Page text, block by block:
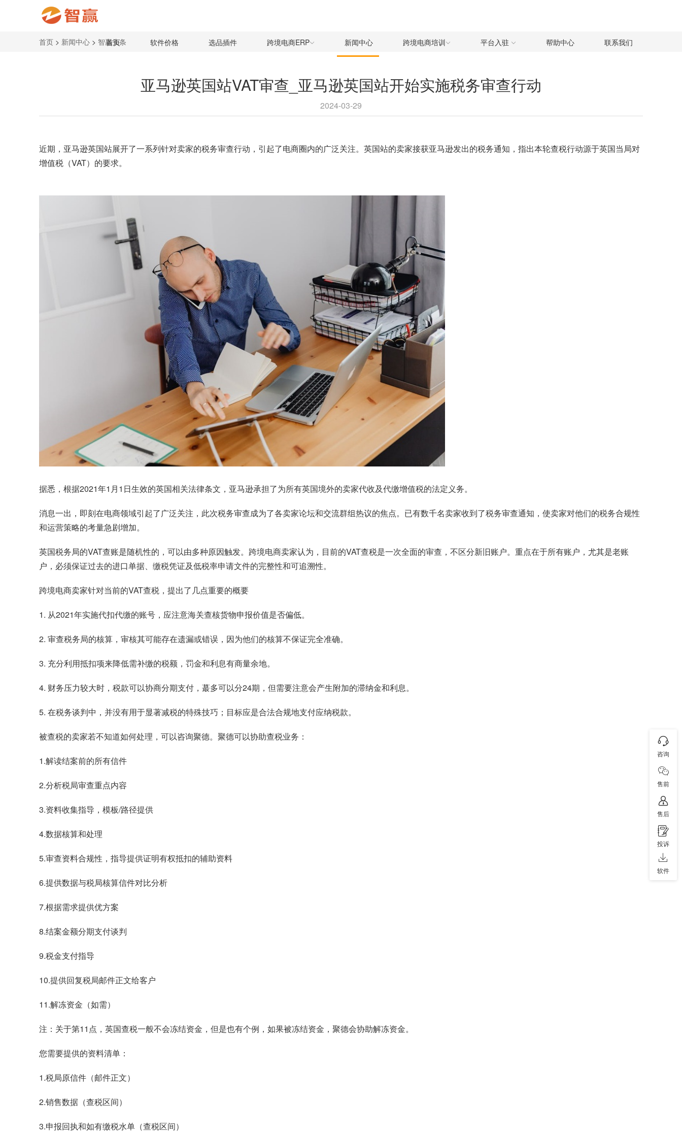
首页 软件价格 选品插件 跨境电商ERP 新闻中心 跨境电商培训 平台入驻 帮助中心 联系我们
首页 > 新闻中心 > 智赢头条
亚马逊英国站VAT审查_亚马逊英国站开始实施税务审查行动
2024-03-29
近期， 亚马逊英国站展开了一系列针对卖家的税务审查行动，引起了电商圈内的广泛关注。英国站的卖家接获亚马逊发出的税务通知，指出本轮查税行动源于英国当局对
增值税（VAT）的要求。
据悉，根据2021年1月1日生效的英国相关法律条文，亚马逊承担了为所有英国境外的卖家代收及代缴增值税的法定义务。
消息一出，即刻在电商领域引起了广泛关注，此次税务审查成为了各卖家论坛和交流群组热议的焦点。已有数千名卖家收到了税务审查通知，使卖家对他们的税务合规性
和运营策略的考量急剧增加。
英国税务局的VAT查账是随机性的，可以由多种原因触发。跨境电商卖家认为，目前的VAT查税是一次全面的审查，不区分新旧账户。重点在于所有账户，尤其是老账
户，必须保证过去的进口单据、缴税凭证及低税率申请文件的完整性和可追溯性。
跨境电商卖家针对当前的VAT查税，提出了几点重要的概要
1. 从2021年实施代扣代缴的账号，应注意海关查核货物申报价值是否偏低。
2. 审查税务局的核算，审核其可能存在遗漏或错误，因为他们的核算不保证完全准确。
3. 充分利用抵扣项来降低需补缴的税额，罚金和利息有商量余地。
4. 财务压力较大时，税款可以协商分期支付，蕞多可以分24期，但需要注意会产生附加的滞纳金和利息。
5. 在税务谈判中，并没有用于显著减税的特殊技巧；目标应是合法合规地支付应纳税款。
被查税的卖家若不知道如何处理，可以咨询聚德。聚德可以协助查税业务：
1.解读结案前的所有信件
2.分析税局审查重点内容
3.资料收集指导，模板/路径提供
4.数据核算和处理
5.审查资料合规性，指导提供证明有权抵扣的辅助资料
6.提供数据与税局核算信件对比分析
7.根据需求提供优方案
8.结案金额分期支付谈判
9.税金支付指导
10.提供回复税局邮件正文给客户
11.解冻资金（如需）
注：关于第11点，英国查税一般不会冻结资金，但是也有个例，如果被冻结资金，聚德会协助解冻资金。
您需要提供的资料清单：
1.税局原信件（邮件正文）
2.销售数据（查税区间）
3.申报回执和如有缴税水单（查税区间）
咨询
售前
售后
投诉
软件